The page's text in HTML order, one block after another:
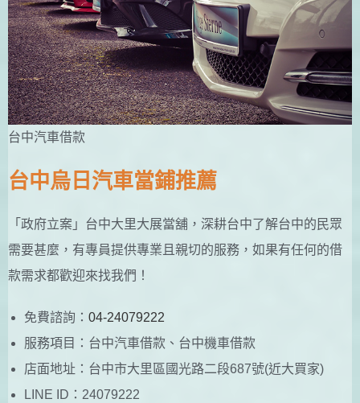
台中汽車借款
台中烏日汽車當鋪推薦
「政府立案」台中大里大展當舖，深耕台中了解台中的民眾
需要甚麼，有專員提供專業且親切的服務，如果有任何的借
款需求都歡迎來找我們！
免費諮詢： 04-24079222
服務項目：台中汽車借款、台中機車借款
店面地址：台中市大里區國光路二段687號(近大買家)
LINE ID：24079222